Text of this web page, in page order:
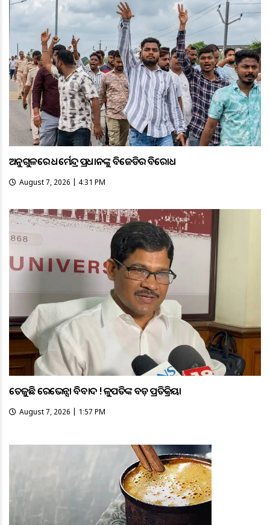
ଅନୁଗୁଳରେ ଧର୍ମେନ୍ଦ୍ର ପ୍ରଧାନଙ୍କୁ ବିଜେଡିର ବିରୋଧ
August 7, 2026 | 4:31 PM
ତେଜୁଛି ରେଭେନ୍ସା ବିବାଦ ! କୁଳପତିଙ୍କ ବଡ଼ ପ୍ରତିକ୍ରିୟା
August 7, 2026 | 1:57 PM